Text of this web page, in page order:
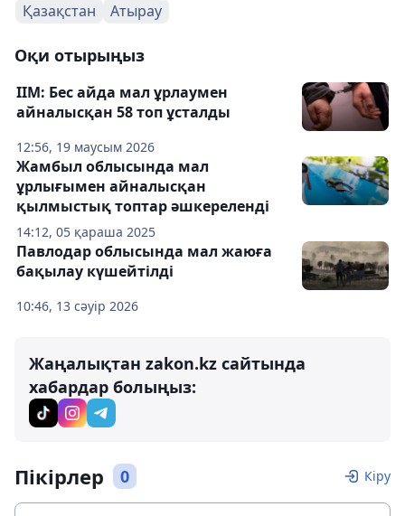
Қазақстан Атырау
Оқи отырыңыз
12:56, 19 маусым 2026
ІІМ: Бес айда мал ұрлаумен
айналысқан 58 топ ұсталды
14:12, 05 қараша 2025
Жамбыл облысында мал
ұрлығымен айналысқан
қылмыстық топтар әшкереленді
10:46, 13 сәуір 2026
Павлодар облысында мал жаюға
бақылау күшейтілді
Жаңалықтан zakon.kz сайтында
хабардар болыңыз:
Пікірлер 0 Кіру